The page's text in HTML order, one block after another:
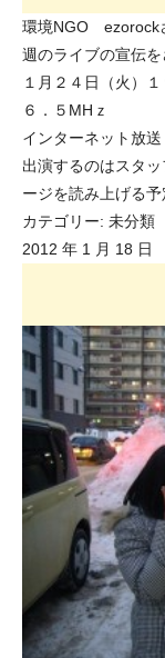
環境NGO ezorock
週のライブの宣伝を
１月２４日（火）
６．５MHｚ
インターネット放
出演するのはスタ
ージを読み上げる予
カテゴリー: 未分類
2012 年 1 月 18 日